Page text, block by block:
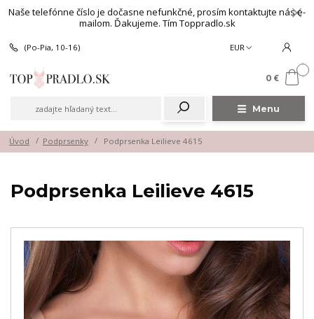
Naše telefónne číslo je dočasne nefunkčné, prosím kontaktujte nás e-
mailom. Ďakujeme. Tím Toppradlo.sk
Menu
EUR
(Po-Pia, 10-16)
0 €
Úvod Podprsenky Podprsenka Leilieve 4615
Podprsenka Leilieve 4615